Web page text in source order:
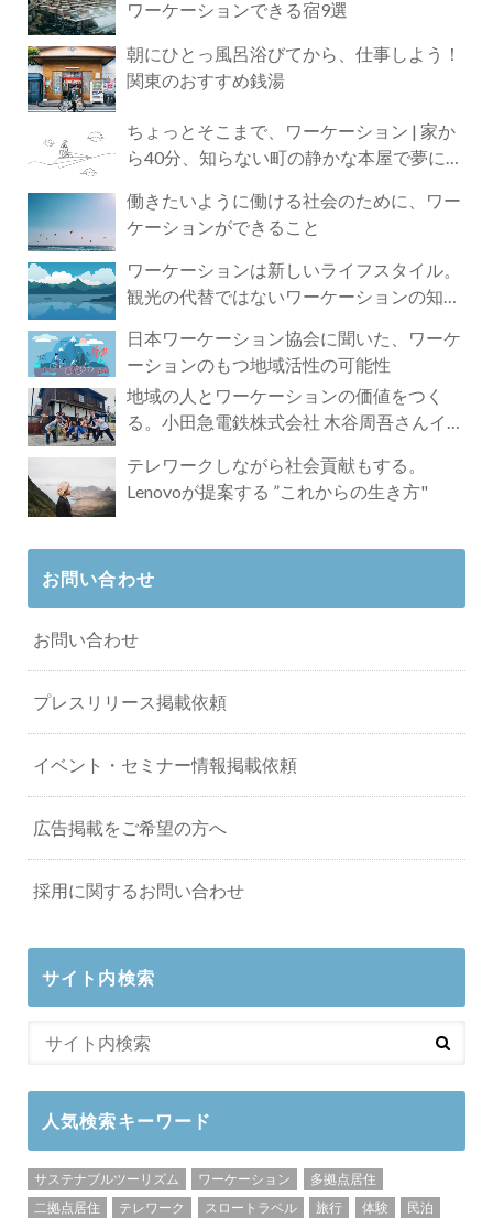
ワーケーションできる宿9選
朝にひとっ風呂浴びてから、仕事しよう！
関東のおすすめ銭湯
ちょっとそこまで、ワーケーション | 家か
ら40分、知らない町の静かな本屋で夢に近
働きたいように働ける社会のために、ワー
ケーションができること
ワーケーションは新しいライフスタイル。
観光の代替ではないワーケーションの知ら
日本ワーケーション協会に聞いた、ワーケ
ーションのもつ地域活性の可能性
地域の人とワーケーションの価値をつく
る。小田急電鉄株式会社 木谷周吾さんイン
テレワークしながら社会貢献もする。
Lenovoが提案する ”これからの生き方"
お問い合わせ
お問い合わせ
プレスリリース掲載依頼
イベント・セミナー情報掲載依頼
広告掲載をご希望の方へ
採用に関するお問い合わせ
サイト内検索
人気検索キーワード
サステナブルツーリズム ワーケーション
多拠点居住
二拠点居住
テレワーク スロートラベル 旅行 体験
民泊